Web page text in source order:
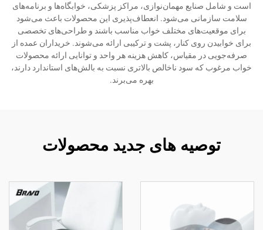
است و شامل صنایع مهمان‌نوازی، مراکز پزشکی، خوابگاه‌ها و برنامه‌های
سلامت سازمانی می‌شود. انعطاف‌پذیری این محصولات باعث می‌شود
برای موقعیت‌های مختلف خواب مناسب باشند و طراحی‌های تخصصی
برای خوابیدن روی کنار، پشت و ترکیبی ارائه می‌شوند. خریداران عمده از
صرفه‌جویی در مقیاس، کاهش هزینه هر واحد و توانایی ارائه محصولات
خواب مرغوب که سود ناخالص بالاتری نسبت به بالش‌های استاندارد دارند،
بهره می‌برند.
توصیه های جدید محصولات